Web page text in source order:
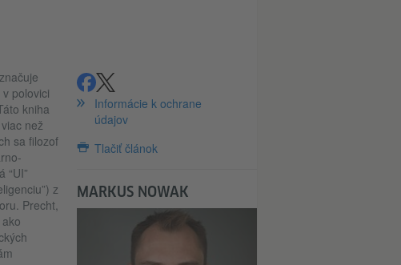
polovici
kniha
než
sa filozof
“UI”
z
Precht,
zdieľaťzdieľať
Informácie k ochrane
údajov
Tlačiť článok
MARKUS NOWAK